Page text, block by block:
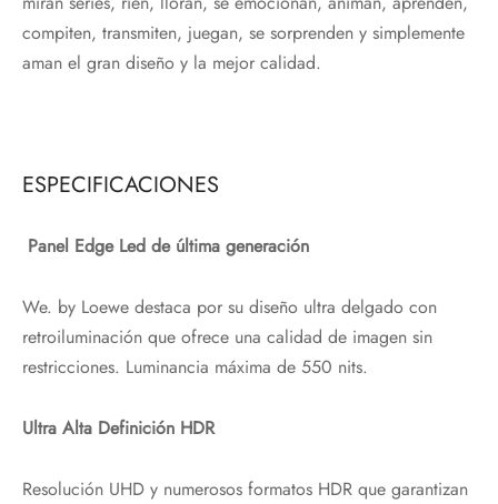
compiten, transmiten, juegan, se sorprenden y simplemente
aman el gran diseño y la mejor calidad.
ESPECIFICACIONES
Panel Edge Led de última generación
We. by Loewe destaca por su diseño ultra delgado con
retroiluminación que ofrece una calidad de imagen sin
restricciones. Luminancia máxima de 550 nits.
Ultra Alta Definición HDR
Resolución UHD y numerosos formatos HDR que garantizan